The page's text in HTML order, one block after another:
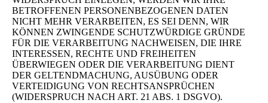
BETROFFENEN PERSONENBEZOGENEN DATEN
NICHT MEHR VERARBEITEN, ES SEI DENN, WIR
KÖNNEN ZWINGENDE SCHUTZWÜRDIGE GRÜNDE
FÜR DIE VERARBEITUNG NACHWEISEN, DIE IHRE
INTERESSEN, RECHTE UND FREIHEITEN
ÜBERWIEGEN ODER DIE VERARBEITUNG DIENT
DER GELTENDMACHUNG, AUSÜBUNG ODER
VERTEIDIGUNG VON RECHTSANSPRÜCHEN
(WIDERSPRUCH NACH ART. 21 ABS. 1 DSGVO).